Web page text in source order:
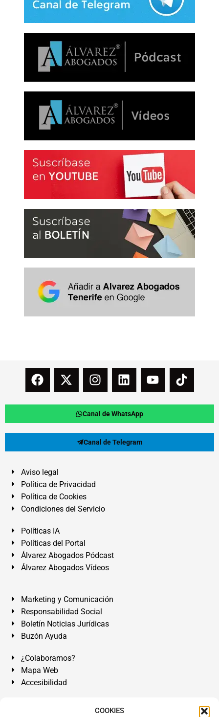
COOKIES
Canal de WhatsApp
Canal de Telegram
Aviso legal
Política de Privacidad
Política de Cookies
Condiciones del Servicio
Políticas IA
Políticas del Portal
Álvarez Abogados Pódcast
Álvarez Abogados Vídeos
Marketing y Comunicación
Responsabilidad Social
Boletín Noticias Jurídicas
Buzón Ayuda
¿Colaboramos?
Mapa Web
Accesibilidad
Álvarez Abogados Tenerife:Calle Teobaldo Power Nº 7,